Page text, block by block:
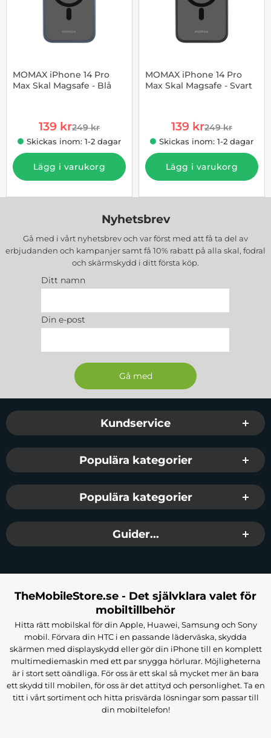
MOMAX iPhone 14 Pro
Max Skal Magsafe - Blå
rea pris
139 krtidigare pris
249 kr
Skickas inom: 1-2 dagar
Lägg i varukorg
MOMAX iPhone 14 Pro
Max Skal Magsafe - Svart
rea pris
139 krtidigare pris
249 kr
Skickas inom: 1-2 dagar
Lägg i varukorg
Nyhetsbrev
Gå med i vårt nyhetsbrev och var först med att få ta del av
erbjudanden och kampanjer samt få 10% rabatt på alla skal, fodral
och skärmskydd i ditt första köp.
Ditt namn
Din e-post
Sidfot Blandad info och länkar
Kundservice
Populära kategorier
Populära kategorier
Guider...
TheMobileStore.se - Det självklara valet för
mobiltillbehör
Hitta rätt mobilskal för din Apple, Huawei, Samsung och Sony
mobil. Förvara din HTC i en passande läderväska, skydda
skärmen med displayskydd eller gör din iPhone till en komplett
multimediemaskin med ett par snygga hörlurar. Möjligheterna
är i stort sett oändliga. För oss är ett skal så mycket mer än bara
ett skydd till mobilen, för oss är det attityd och personlighet. Ta en
titt i vårt sortiment och hitta prisvärda lösningar som passar till
din mobiltelefon!